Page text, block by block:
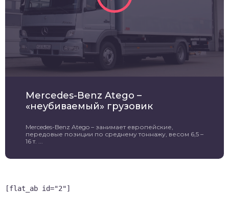
Mercedes-Benz Atego –
«неубиваемый» грузовик
Mercedes-Benz Atego – занимает европейские,
передовые позиции по среднему тоннажу, весом 6,5 –
16 т. ...
[flat_ab id="2"]